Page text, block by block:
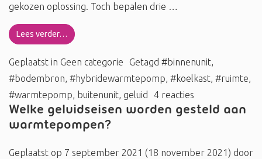
gekozen oplossing. Toch bepalen drie …
Lees verder…
Geplaatst in Geen categorie Getagd #binnenunit,
#bodembron, #hybridewarmtepomp, #koelkast, #ruimte,
#warmtepomp, buitenunit, geluid 4 reacties
Welke geluidseisen worden gesteld aan
warmtepompen?
Geplaatst op 7 september 2021 (18 november 2021) door